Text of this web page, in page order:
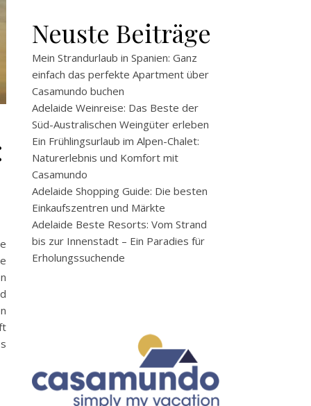
Neuste Beiträge
Mein Strandurlaub in Spanien: Ganz
einfach das perfekte Apartment über
Casamundo buchen
Adelaide Weinreise: Das Beste der
Süd-Australischen Weingüter erleben
Ein Frühlingsurlaub im Alpen-Chalet:
Naturerlebnis und Komfort mit
Casamundo
Adelaide Shopping Guide: Die besten
Einkaufszentren und Märkte
Adelaide Beste Resorts: Vom Strand
bis zur Innenstadt – Ein Paradies für
Erholungssuchende